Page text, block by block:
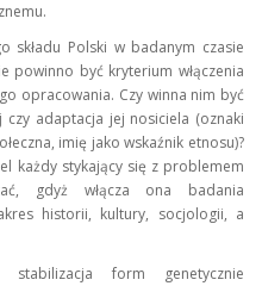
składu Polski w badanym czasie
powinno być kryterium włączenia
opracowania. Czy winna nim być
adaptacja jej nosiciela (oznaki
imię jako wskaźnik etnosu)?
każdy stykający się z problemem
gdyż włącza ona badania
historii, kultury, socjologii, a
form genetycznie